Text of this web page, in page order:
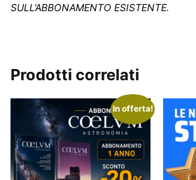
SULL’ABBONAMENTO ESISTENTE.
Prodotti correlati
In offerta!